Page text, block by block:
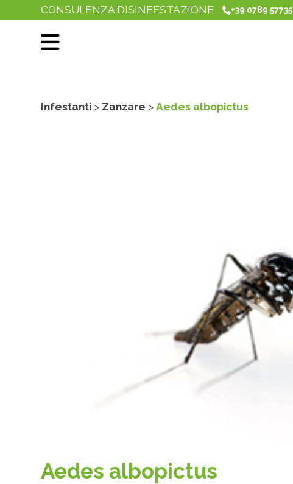
CONSULENZA DISINFESTAZIONE +39 0789 57735
Infestanti > Zanzare >Aedes albopictus
Aedes albopictus